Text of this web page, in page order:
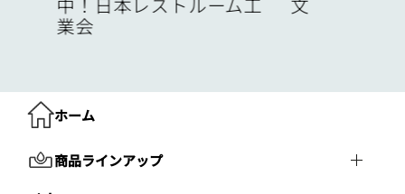
中！日本レストルーム工
業会
文
ホーム
商品ラインアップ